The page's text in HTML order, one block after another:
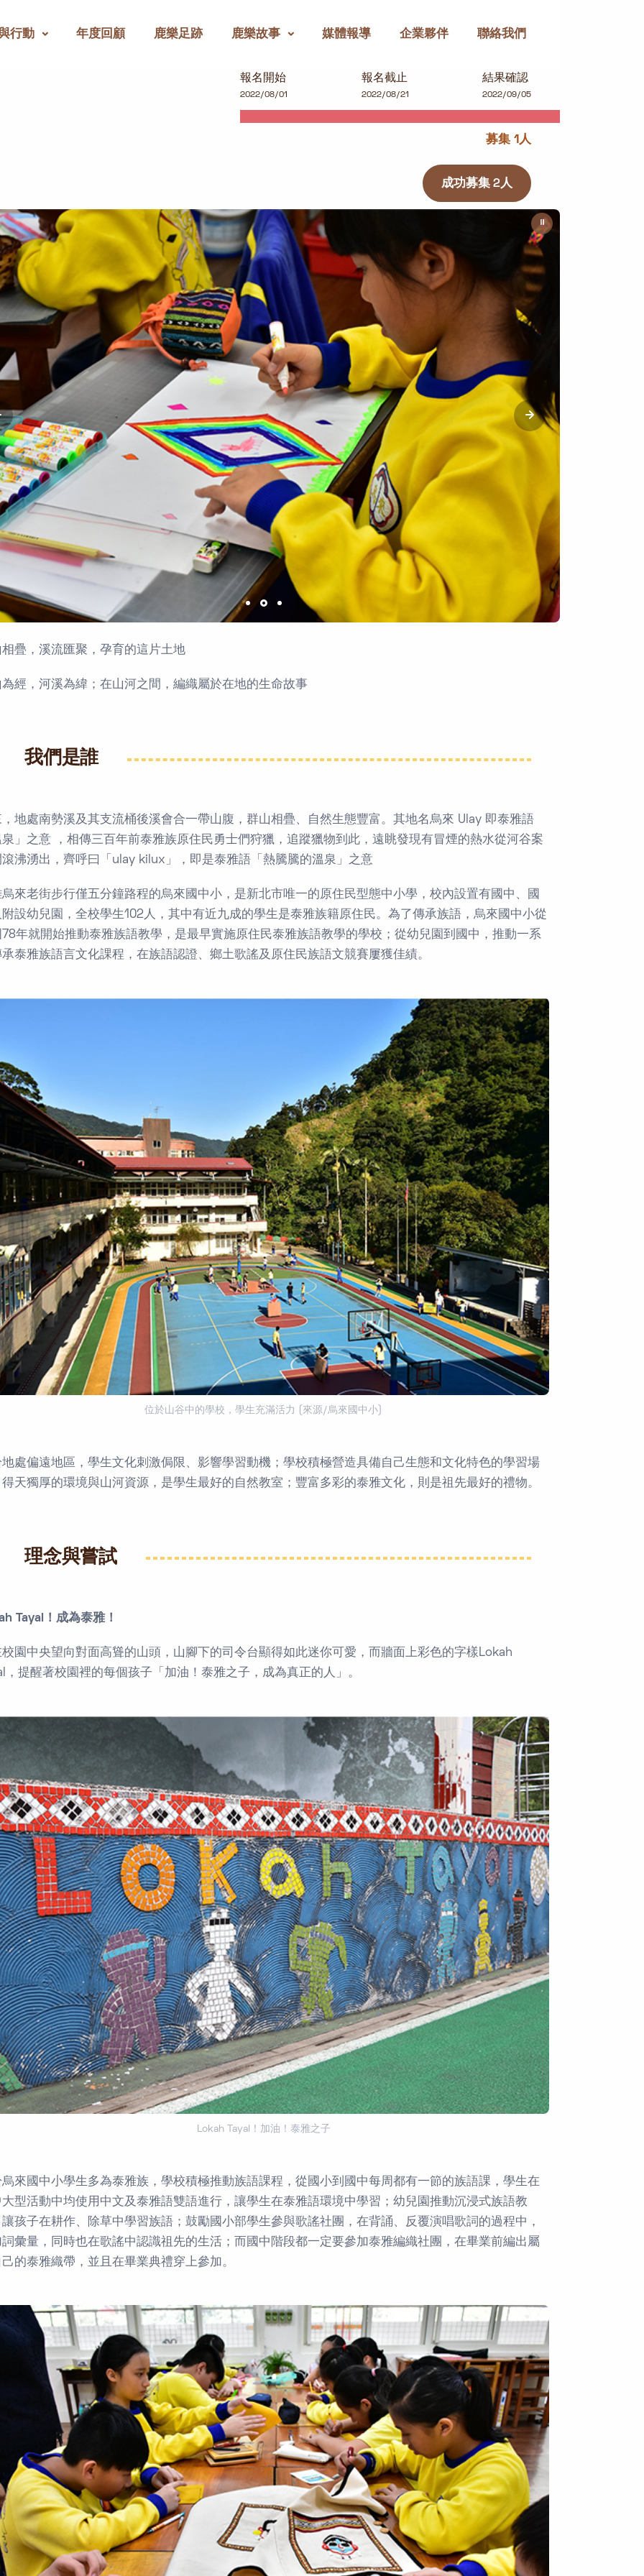
行動 年度回顧 鹿樂足跡 鹿樂故事 媒體報導 企業夥伴 聯絡我們
報名開始
2022/08/01
報名截止
2022/08/21
結果確認
2022/09/05
募集 1人
成功募集 2人
⏸
疊，溪流匯聚，孕育的這片土地
經，河溪為緯；在山河之間，編織屬於在地的生命故事
我們是誰
地處南勢溪及其支流桶後溪會合一帶山腹，群山相疊、自然生態豐富。其地名烏來 Ulay 即泰雅語
」之意 ，相傳三百年前泰雅族原住民勇士們狩獵，追蹤獵物到此，遠眺發現有冒煙的熱水從河谷案
滾沸湧出，齊呼曰「ulay kilux」，即是泰雅語「熱騰騰的溫泉」之意
來老街步行僅五分鐘路程的烏來國中小，是新北市唯一的原住民型態中小學，校內設置有國中、國
設幼兒園，全校學生102人，其中有近九成的學生是泰雅族籍原住民。為了傳承族語，烏來國中小從
年就開始推動泰雅族語教學，是最早實施原住民泰雅族語教學的學校；從幼兒園到國中，推動一系
泰雅族語言文化課程，在族語認證、鄉土歌謠及原住民族語文競賽屢獲佳績。
位於山谷中的學校，學生充滿活力 (來源/烏來國中小)
處偏遠地區，學生文化刺激侷限、影響學習動機；學校積極營造具備自己生態和文化特色的學習場
天獨厚的環境與山河資源，是學生最好的自然教室；豐富多彩的泰雅文化，則是祖先最好的禮物。
理念與嘗試
Tayal！成為泰雅！
園中央望向對面高聳的山頭，山腳下的司令台顯得如此迷你可愛，而牆面上彩色的字樣Lokah
，提醒著校園裡的每個孩子「加油！泰雅之子，成為真正的人」。
Lokah Tayal！加油！泰雅之子
來國中小學生多為泰雅族，學校積極推動族語課程，從國小到國中每周都有一節的族語課，學生在
型活動中均使用中文及泰雅語雙語進行，讓學生在泰雅語環境中學習；幼兒園推動沉浸式族語教
孩子在耕作、除草中學習族語；鼓勵國小部學生參與歌謠社團，在背誦、反覆演唱歌詞的過程中，
彙量，同時也在歌謠中認識祖先的生活；而國中階段都一定要參加泰雅編織社團，在畢業前編出屬
的泰雅織帶，並且在畢業典禮穿上參加。